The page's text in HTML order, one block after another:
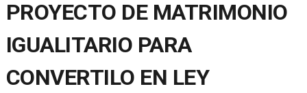
PROYECTO DE MATRIMONIO
IGUALITARIO PARA
CONVERTILO EN LEY